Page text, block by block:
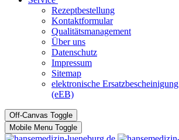
Rezeptbestellung
Kontaktformular
Qualitätsmanagement
Über uns
Datenschutz
Impressum
Sitemap
elektronische Ersatzbescheinigung
(eEB)
Off-Canvas Toggle
Mobile Menu Toggle